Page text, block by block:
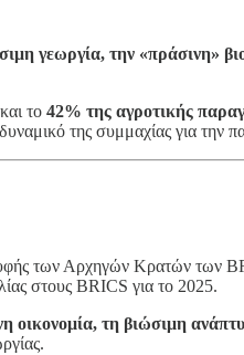
γεωργία, την «πράσινη»
και το 42% της αγροτικής
της συμμαχίας για την
των Αρχηγών Κρατών των
στους BRICS για το 2025.
οικονομία, τη βιώσιμη